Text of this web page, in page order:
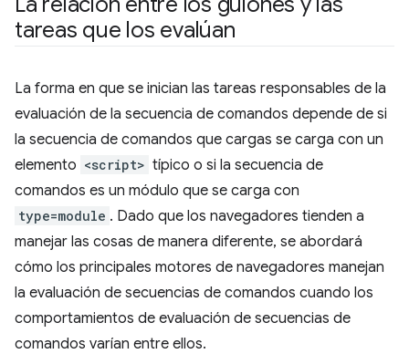
tareas que los evalúan
La forma en que se inician las tareas responsables de la
evaluación de la secuencia de comandos depende de si
la secuencia de comandos que cargas se carga con un
elemento <script> típico o si la secuencia de
comandos es un módulo que se carga con
type=module . Dado que los navegadores tienden a
manejar las cosas de manera diferente, se abordará
cómo los principales motores de navegadores manejan
la evaluación de secuencias de comandos cuando los
comportamientos de evaluación de secuencias de
comandos varían entre ellos.